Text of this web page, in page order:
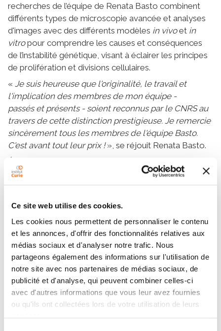
Ce site web utilise des cookies.
Les cookies nous permettent de personnaliser le contenu
et les annonces, d'offrir des fonctionnalités relatives aux
médias sociaux et d'analyser notre trafic. Nous
partageons également des informations sur l'utilisation de
notre site avec nos partenaires de médias sociaux, de
publicité et d'analyse, qui peuvent combiner celles-ci
avec d'autres informations que vous leur avez fournies
ou qu'ils ont collectées lors de votre utilisation de leurs
recherches de l’équipe de Renata Basto combinent
différents types de microscopie avancée et analyses
d'images avec des différents modèles in vivoet in
vitropour comprendre les causes et conséquences
de l’instabilité génétique, visant à éclairer les principes
de prolifération et divisions cellulaires.
« Je suis heureuse que l'originalité, le travail et
l'implication des membres de mon équipe -
passés et présents - soient reconnus par le CNRS au
travers de cette distinction prestigieuse. Je remercie
sincèrement tous les membres de l'équipe Basto.
C'est avant tout leur prix !», se réjouit Renata Basto.
Raphaël Rodriguez
, chef de l’équipeChemical
Biology(CNRSUMR3666/ InsermU1143). Son
biologie cellulaire, combinant synthèse chimique et
biologie moléculaire pour comprendre les processus
pathologiques. Elle a notamment identifié des
mécanismes d’internalisation des métaux, influençant
la régulation épigénétique et la plasticité cellulaire.
Ainsi, son équipe développe de nouvelles drogues
expérimentales qui manipulent ces mécanismes pour
des bénéfices thérapeutiques, promouvant une
médecine du futur basée sur les principes universels